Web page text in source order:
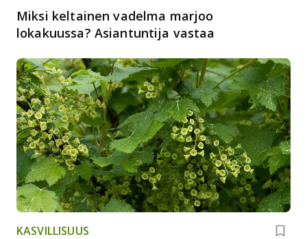
Miksi keltainen vadelma marjoo
lokakuussa? Asiantuntija vastaa
KASVILLISUUS